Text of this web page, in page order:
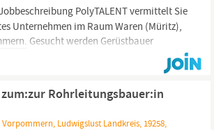
PolyTALENT vermittelt Sie
Unternehmen im Raum Waren (Müritz),
Gesucht werden Gerüstbauer
(m/w/d) und motivierte Helfer im
sichere Gerüstlösungen auf
Baustellen
Rohrleitungsbauer:in
Ludwigslust Landkreis, 19258,